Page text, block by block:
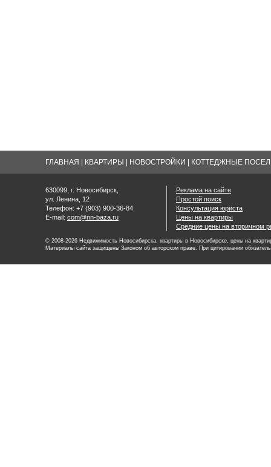
ГЛАВНАЯ КВАРТИРЫ НОВОСТРОЙКИ КОТТЕДЖНЫЕ
630099, г. Новосибирск,
ул. Ленина, 12
Телефон: +7 (903) 900-36-84
E-mail: com@nn-baza.ru
Реклама на сайте
Простой поиск
Консультация юриста
Цены на квартиры
Средние цены на вторичном
© 2008-2026 Недвижимость Новосибирска, квартиры в Новосибирске, цены на
Материалы сайта защищены Законом об авторском праве. При цитировании